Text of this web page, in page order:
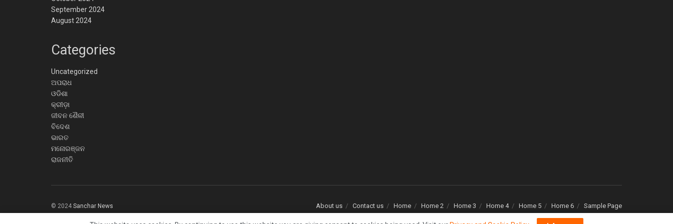
September 2024
August 2024
Categories
Uncategorized
ଅପରାଧ
ଓଡିଶା
କ୍ରୀଡ଼ା
ଜୀବନ ଶୈଳୀ
ବିଦେଶ
ଭାରତ
ମନୋରଞ୍ଜନ
ରାଜନୀତି
About us Contact us Home Home 2 Home 3 Home 4 Home 5 Home 6 Sample Page
© 2024 Sanchar News